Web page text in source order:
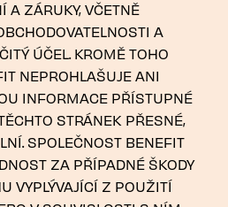
A ZÁRUKY, VČETNĚ
A
ÚČEL. KROMĚ TOHO
NEPROHLAŠUJE ANI
INFORMACE PŘÍSTUPNÉ
STRÁNEK PŘESNÉ,
SPOLEČNOST BENEFIT
ZA PŘÍPADNÉ ŠKODY
VYPLÝVAJÍCÍ Z POUŽITÍ